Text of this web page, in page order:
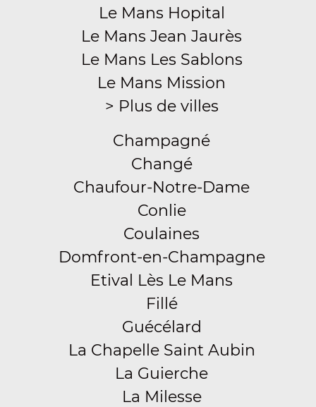
Le Mans Hopital
Le Mans Jean Jaurès
Le Mans Les Sablons
Le Mans Mission
> Plus de villes
Champagné
Changé
Chaufour-Notre-Dame
Conlie
Coulaines
Domfront-en-Champagne
Etival Lès Le Mans
Fillé
Guécélard
La Chapelle Saint Aubin
La Guierche
La Milesse